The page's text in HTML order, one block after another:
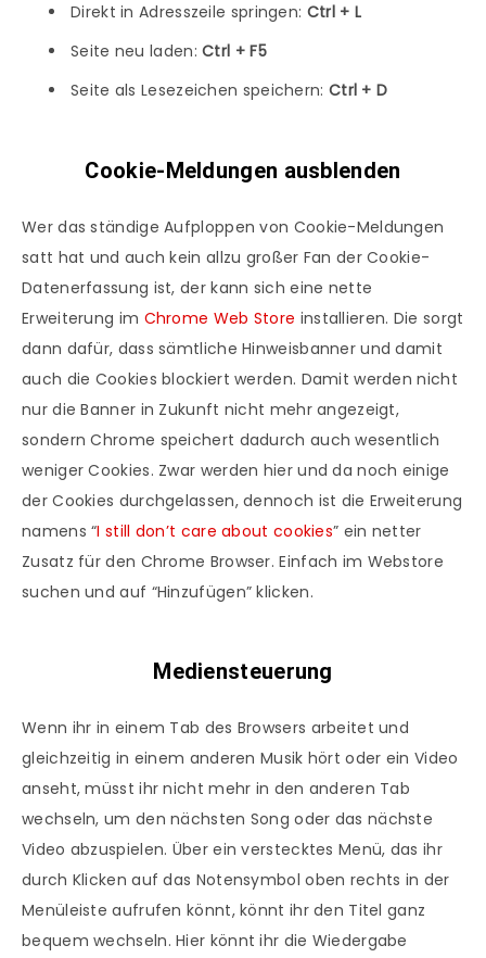
Direkt in Adresszeile springen: Ctrl + L
Seite neu laden:Ctrl + F5
Seite als Lesezeichen speichern: Ctrl + D
Cookie-Meldungen ausblenden
Wer das ständige Aufploppen von Cookie-Meldungen
satt hat und auch kein allzu großer Fan der Cookie-
Datenerfassung ist, der kann sich eine nette
Erweiterung im Chrome Web Store installieren. Die sorgt
dann dafür, dass sämtliche Hinweisbanner und damit
auch die Cookies blockiert werden. Damit werden nicht
nur die Banner in Zukunft nicht mehr angezeigt,
sondern Chrome speichert dadurch auch wesentlich
weniger Cookies. Zwar werden hier und da noch einige
der Cookies durchgelassen, dennoch ist die Erweiterung
namens “I still don’t care about cookies” ein netter
Zusatz für den Chrome Browser. Einfach im Webstore
suchen und auf “Hinzufügen” klicken.
Mediensteuerung
Wenn ihr in einem Tab des Browsers arbeitet und
gleichzeitig in einem anderen Musik hört oder ein Video
anseht, müsst ihr nicht mehr in den anderen Tab
wechseln, um den nächsten Song oder das nächste
Video abzuspielen. Über ein verstecktes Menü, das ihr
durch Klicken auf das Notensymbol oben rechts in der
Menüleiste aufrufen könnt, könnt ihr den Titel ganz
bequem wechseln. Hier könnt ihr die Wiedergabe